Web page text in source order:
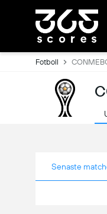
Fotboll
Senaste